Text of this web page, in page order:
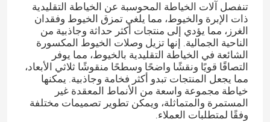
تنفصل آلات الخياطة المحوسبة عن الخياطة التقليدية
ذات الإبرة والخيوط، مما يلغي تمزق الخيوط وفقدان
الغرز، مما يؤدي إلى منتجات أكثر حداثة وجاذبية من
الناحية الجمالية. إنها تزيل وصلات الخيوط المكسورة
الشائعة في الخياطة التقليدية بالخيوط، مما يوفر
التصاقًا قويًا ونقشًا واضحًا وسطحًا منقوشًا ثلاثي الأبعاد،
مما يجعل المنتجات تبدو أكثر فخامة وجاذبية. يمكنها
خياطة مجموعة واسعة من الأنماط المعقدة غير
المستمرة والمتماثلة، ويمكن تطوير تصميمات مختلفة
وفقًا لمتطلبات العملاء.